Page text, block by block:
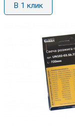
В 1 клик